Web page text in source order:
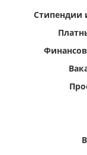
Стипендии